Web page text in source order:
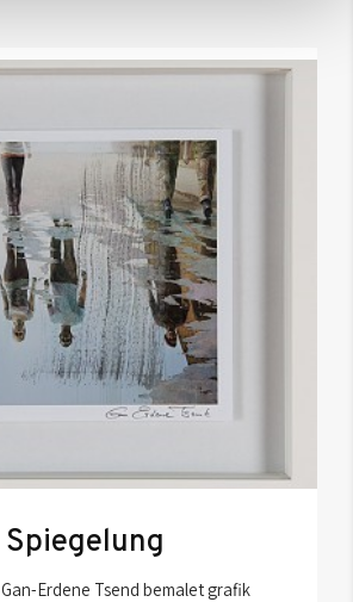
Spiegelung
Gan-Erdene Tsend bemalet grafik